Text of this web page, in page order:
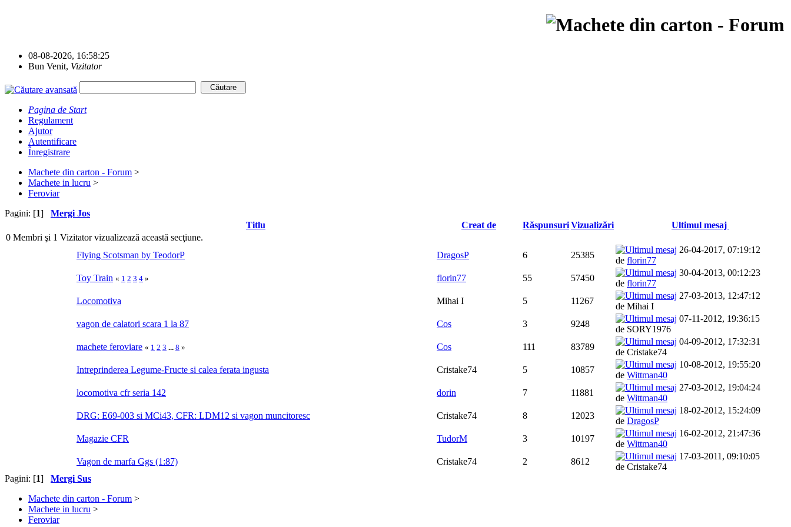
08-08-2026, 16:58:25
Bun Venit, Vizitator
Pagina de Start
Regulament
Ajutor
Autentificare
Înregistrare
Machete din carton - Forum >
Machete in lucru >
Feroviar
Pagini: [1] Mergi Jos
Titlu
Creat de RăspunsuriVizualizări
Ultimul mesaj
0 Membri şi 1 Vizitator vizualizează această secţiune.
Flying Scotsman by TeodorP
DragosP 6 25385
26-04-2017, 07:19:12
de florin77
Toy Train « 1 2 3 4 » florin77 55 57450
30-04-2013, 00:12:23
de florin77
Locomotiva
Mihai I 5 11267
27-03-2013, 12:47:12
de Mihai I
vagon de calatori scara 1 la 87
Cos 3 9248
07-11-2012, 19:36:15
de SORY1976
machete feroviare « 1 2 3 ... 8 » Cos 111 83789
04-09-2012, 17:32:31
de Cristake74
Intreprinderea Legume-Fructe si calea ferata ingusta
Cristake74 5 10857
10-08-2012, 19:55:20
de Wittman40
locomotiva cfr seria 142
dorin 7 11881
27-03-2012, 19:04:24
de Wittman40
DRG: E69-003 si MCi43, CFR: LDM12 si vagon muncitoresc
Cristake74 8 12023
18-02-2012, 15:24:09
de DragosP
Magazie CFR
TudorM 3 10197
16-02-2012, 21:47:36
de Wittman40
Vagon de marfa Ggs (1:87)
Cristake74 2 8612
17-03-2011, 09:10:05
de Cristake74
Pagini: [1] Mergi Sus
Machete din carton - Forum >
Machete in lucru >
Feroviar